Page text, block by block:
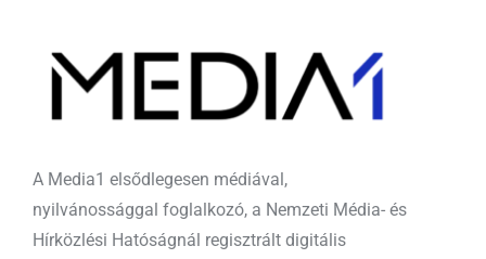
A Media1 elsődlegesen médiával,
nyilvánossággal foglalkozó, a Nemzeti Média- és
Hírközlési Hatóságnál regisztrált digitális